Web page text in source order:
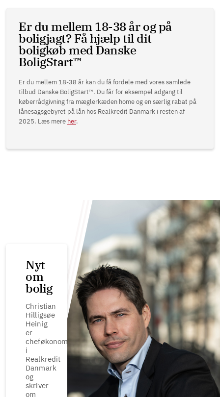
Er du mellem 18-38 år og på
boligjagt? Få hjælp til dit
boligkøb med Danske
BoligStart™
Er du mellem 18-38 år kan du få fordele med vores samlede
tilbud Danske BoligStart™. Du får for eksempel adgang til
køberrådgivning fra mæglerkæden home og en særlig rabat på
lånesagsgebyret på lån hos Realkredit Danmark i resten af
2025. Læs mere her.
Nyt
om
bolig
Christian
Hilligsøe
Heinig
er
cheføkonom
i
Realkredit
Danmark
og
skriver
om